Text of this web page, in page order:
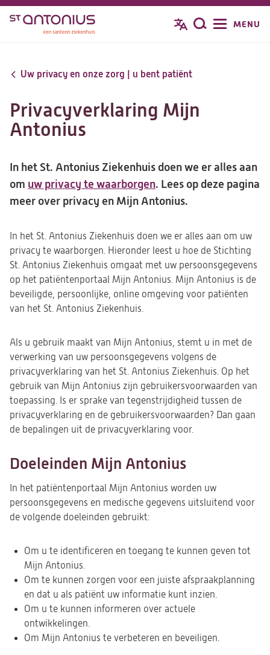
Overslaan
inhoud
Zoeken
MENU
Uw privacy en onze zorg | u bent patiënt
Privacyverklaring Mijn
Antonius
In het St. Antonius Ziekenhuis doen we er alles aan
om uw privacy te waarborgen. Lees op deze pagina
meer over privacy en Mijn Antonius.
In het St. Antonius Ziekenhuis doen we er alles aan om uw
privacy te waarborgen. Hieronder leest u hoe de Stichting
St. Antonius Ziekenhuis omgaat met uw persoonsgegevens
op het patiëntenportaal Mijn Antonius. Mijn Antonius is de
beveiligde, persoonlijke, online omgeving voor patiënten
van het St. Antonius Ziekenhuis.
Als u gebruik maakt van Mijn Antonius, stemt u in met de
verwerking van uw persoonsgegevens volgens de
privacyverklaring van het St. Antonius Ziekenhuis. Op het
gebruik van Mijn Antonius zijn gebruikersvoorwaarden van
toepassing. Is er sprake van tegenstrijdigheid tussen de
privacyverklaring en de gebruikersvoorwaarden? Dan gaan
de bepalingen uit de privacyverklaring voor.
Doeleinden Mijn Antonius
In het patiëntenportaal Mijn Antonius worden uw
persoonsgegevens en medische gegevens uitsluitend voor
de volgende doeleinden gebruikt:
Om u te identificeren en toegang te kunnen geven tot
Mijn Antonius.
Om te kunnen zorgen voor een juiste afspraakplanning
en dat u als patiënt uw informatie kunt inzien.
Om u te kunnen informeren over actuele
ontwikkelingen.
Om Mijn Antonius te verbeteren en beveiligen.